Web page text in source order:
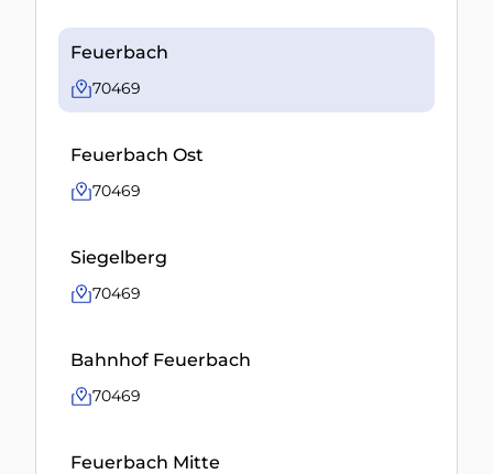
Feuerbach
70469
Feuerbach Ost
70469
Siegelberg
70469
Bahnhof Feuerbach
70469
Feuerbach Mitte